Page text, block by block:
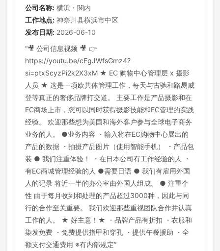
公司名称: 横浜・関内
工作地点: 神奈川县横浜市中区
发布日期: 2026-06-10
“🎥 公司信息视频 🎥 👉
https://youtu.be/cEgJWfsGmz4?
si=ptxScyzPi2k2X3xM ★ EC 购物中心管理层 x 摄影
人员 ★ 这是一项欧共体管理工作，每天与古驰和路易威
登等真正的奢侈品牌打交道。 主要工作是产品摄影和在
EC商场上市，您可以同时获得摄影技能和EC管理的实践
经验。 欢迎那些想为美国和海外客户参与全球电子商务
业务的人。 ●业务内容 ・输入将在EC购物中心展出的
产品的数据 ・拍摄产品图片（使用智能手机） ・产品包
装 ● 我们注重体验！ ・在日本公司有工作经验的人 ・
有EC商城管理经验的人 ●需要日语 ● 我们有雇用外国
人的记录 将近一半的办公室由外国人组成。 ● 注重个
性 由于每月收到和处理的产品超过3000种，因此与同
行的合作至关重要。 我们欢迎那些重视团队合作并认真
工作的人。 ★ 好主意！★ ・品牌产品有折扣 ・衣服和
染发免费 ・免费提供指甲和穿孔 ・提供午餐援助 ・全
额支付交通费用 ※有内部规定”